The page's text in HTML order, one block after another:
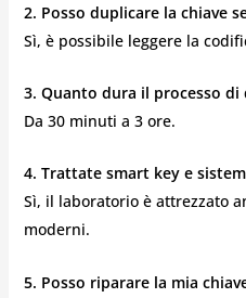
2. Posso duplicare la chiave
Sì, è possibile leggere la
3. Quanto dura il processo di
Da 30 minuti a 3 ore.
4. Trattate smart key e
Sì, il laboratorio è attrezzato
moderni.
5. Posso riparare la mia